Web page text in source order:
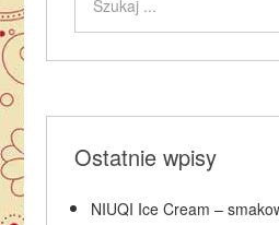
Ostatnie wpisy
NIUQI Ice Cream –